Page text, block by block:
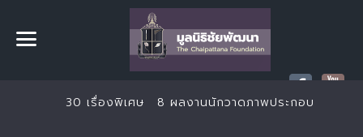
30 เรื่องพิเศษ 8 ผลงานนักวาดภาพประกอบ